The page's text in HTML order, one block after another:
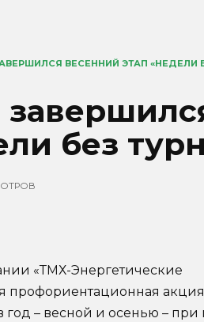
ВЕСЕННИЙ ЭТАП «НЕДЕЛИ
без
«ТМХ-Энергетические
профориентационная
год – весной и осенью –